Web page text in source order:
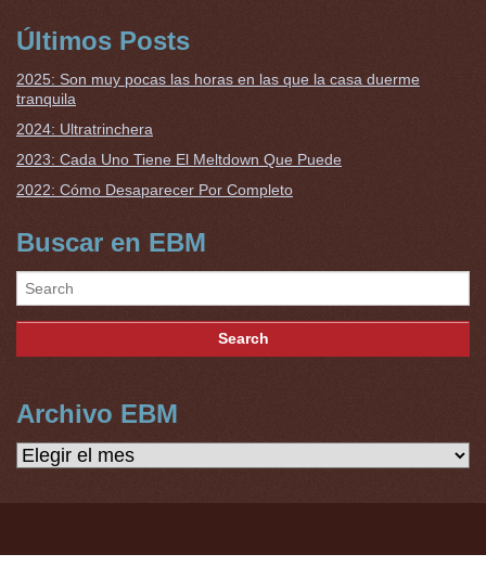
Últimos Posts
2025: Son muy pocas las horas en las que la casa duerme
tranquila
2024: Ultratrinchera
2023: Cada Uno Tiene El Meltdown Que Puede
2022: Cómo Desaparecer Por Completo
Buscar en EBM
Archivo EBM
Archivo
EBM